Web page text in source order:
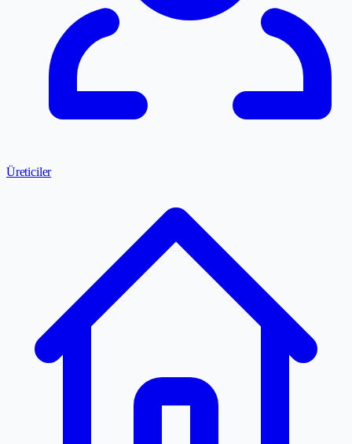
Üreticiler